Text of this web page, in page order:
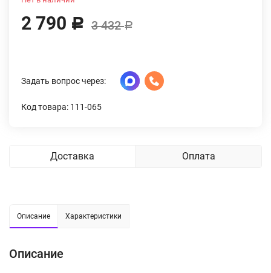
2 790 Р 3 432Р
Задать вопрос через:
Код товара: 111-065
Доставка Оплата
Описание Характеристики
Описание